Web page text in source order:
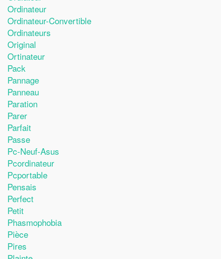
Ordinateur
Ordinateur-Convertible
Ordinateurs
Original
Ortinateur
Pack
Pannage
Panneau
Paration
Parer
Parfait
Passe
Pc-Neuf-Asus
Pcordinateur
Pcportable
Pensais
Perfect
Petit
Phasmophobia
Pièce
Pires